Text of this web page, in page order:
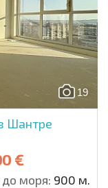
19
Шантре
€
до моря: 900 м.